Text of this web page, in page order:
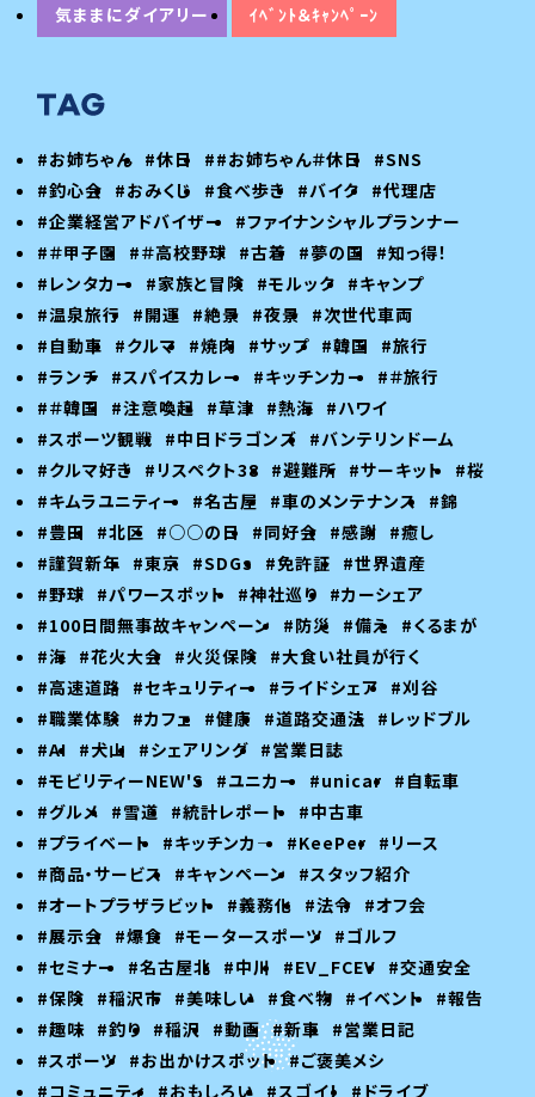
気ままにダイアリー
ｲﾍﾞﾝﾄ＆ｷｬﾝﾍﾟｰﾝ
#お姉ちゃん #休日 ##お姉ちゃん＃休日
#SNS
#釣心会 #おみくじ #食べ歩き #バイク #代理店
#企業経営アドバイザー
#ファイナンシャルプランナー
#＃甲子園
#＃高校野球 #古着 #夢の国
#知っ得！
#レンタカー
#家族と冒険 #モルック #キャンプ
#温泉旅行
#開運 #絶景 #夜景 #次世代車両
#自動車 #クルマ #焼肉 #サップ #韓国
#旅行
#ランチ #スパイスカレー #キッチンカー
#＃旅行
#＃韓国
#注意喚起 #草津 #熱海 #ハワイ
#スポーツ観戦 #中日ドラゴンズ #バンテリンドーム
#クルマ好き
#リスペクト38 #避難所 #サーキット
#桜
#キムラユニティー
#名古屋 #車のメンテナンス
#錦
#豊田
#北区 #○○の日 #同好会 #感謝 #癒し
#謹賀新年 #東京 #SDGs #免許証 #世界遺産
#野球 #パワースポット #神社巡り #カーシェア
#100日間無事故キャンペーン
#防災 #備え
#くるまが
#海 #花火大会 #火災保険 #大食い社員が行く
#高速道路 #セキュリティー #ライドシェア #刈谷
#職業体験 #カフェ #健康 #道路交通法 #レッドブル
#AI #犬山 #シェアリング #営業日誌
#モビリティーNEW'S
#ユニカー #unicar #自転車
#グルメ #雪道 #統計レポート
#中古車
#プライベート
#キッチンカ― #KeePer #リース
#商品・サービス
#キャンペーン
#スタッフ紹介
#オートプラザラビット
#義務化 #法令 #オフ会
#展示会 #爆食 #モータースポーツ #ゴルフ
#セミナー
#名古屋北 #中川 #EV_FCEV #交通安全
#保険 #稲沢市 #美味しい #食べ物 #イベント
#報告
#趣味 #釣り #稲沢 #動画 #新車 #営業日記
#スポーツ #お出かけスポット #ご褒美メシ
#コミュニティ
#おもしろい #スゴイ！ #ドライブ